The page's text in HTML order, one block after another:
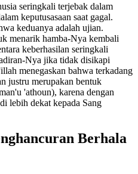
seringkali terjebak dalam
keputusasaan saat gagal.
keduanya adalah ujian.
menarik hamba-Nya kembali
keberhasilan seringkali
Nya jika tidak disikapi
menegaskan bahwa terkadang
justru merupakan bentuk
'athoun), karena dengan
lebih dekat kepada Sang
Berhala